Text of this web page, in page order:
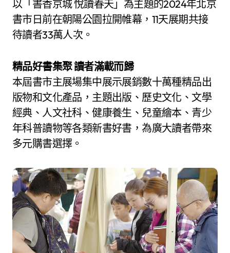
以「書香京城 悅讀春天」為主題的2024年北京
書市日前在朝陽公園拉開帷幕，11天展期共接
待讀者33萬人次。
精品好書集聚 讀者滿載而歸
本屆書市主展場集中展示展銷數十萬種精品出
版物和文化產品，主題出版、歷史文化、文學
經典、人文社科、健康養生、兒童繪本、青少
年科普讀物等各類新書好書，為廣大讀者帶來
多元購書選擇。